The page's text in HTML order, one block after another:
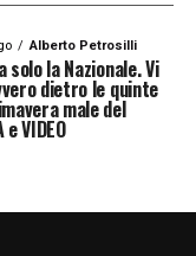
Alberto Petrosilli
la Nazionale. Vi
dietro le quinte
male del
VIDEO